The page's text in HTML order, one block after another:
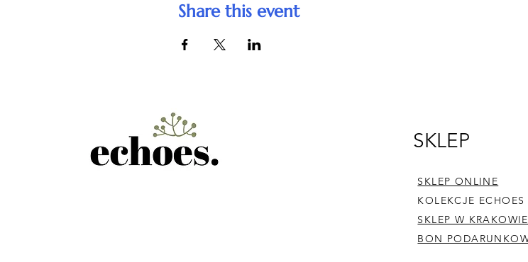
Share this event
SKLEP
SKLEP ONLINE
KOLEKCJE ECHOES
SKLEP W KRAKOWIE
BON